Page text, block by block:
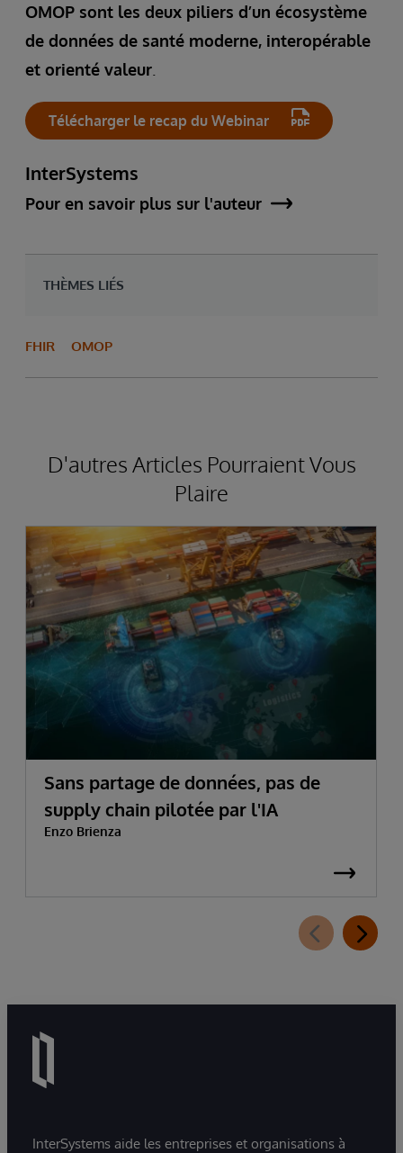
OMOP sont les deux piliers d’un écosystème
de données de santé moderne, interopérable
et orienté valeur
Télécharger le recap du Webinar
InterSystems
Pour en savoir plus sur l'auteur
THÈMES LIÉS
FHIR OMOP
D'autres Articles Pourraient Vous
Plaire
Sans partage de données, pas de
supply chain pilotée par l'IA
Enzo Brienza
InterSystems aide les entreprises et organisations à